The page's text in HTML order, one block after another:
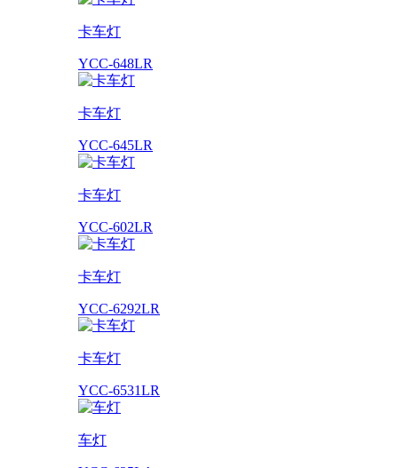
卡车灯
YCC-648LR
卡车灯
YCC-645LR
卡车灯
YCC-602LR
卡车灯
YCC-6292LR
卡车灯
YCC-6531LR
车灯